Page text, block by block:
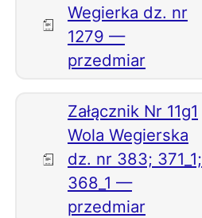
Wegierka dz. nr
1279 —
przedmiar
Załącznik Nr 11g1
Wola Wegierska
dz. nr 383; 371_1;
368_1 —
przedmiar